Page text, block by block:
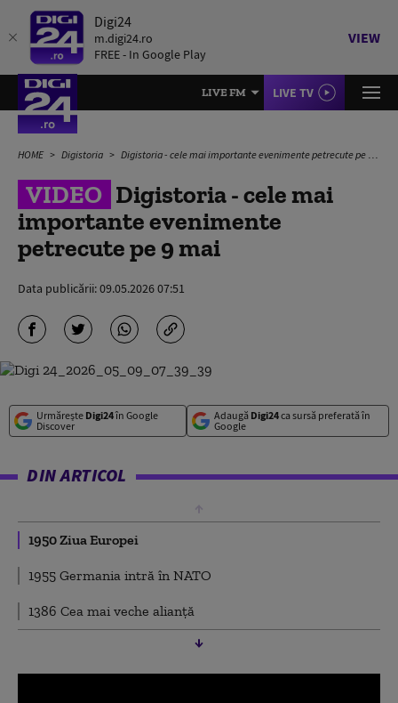
Digi24
m.digi24.ro
FREE - In Google Play
VIEW
LIVE FM LIVE TV
HOME Digistoria Digistoria - cele mai importante evenimente petrecute pe 9 mai
VIDEO Digistoria - cele mai
importante evenimente
petrecute pe 9 mai
Data publicării:09.05.2026 07:51
Urmărește Digi24în Google
Discover
Adaugă Digi24ca sursă preferată în
Google
DIN ARTICOL
1950 Ziua Europei
1955 Germania intră în NATO
1386 Cea mai veche alianță